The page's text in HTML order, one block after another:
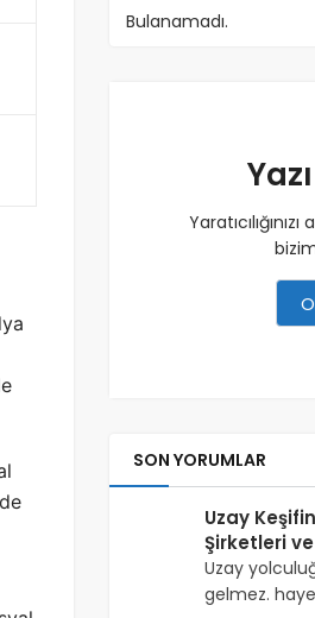
Bulanamadı.
SON YORUMLAR
Uzay
Şirketleri
Uzay
gelmez.